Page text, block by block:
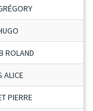
ROLAND
ALICE
PIERRE